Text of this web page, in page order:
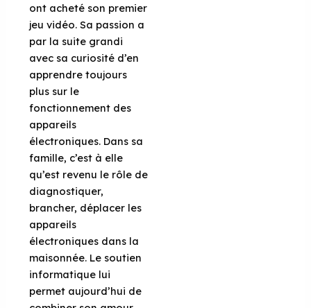
ont acheté son premier
jeu vidéo. Sa passion a
par la suite grandi
avec sa curiosité d’en
apprendre toujours
plus sur le
fonctionnement des
appareils
électroniques. Dans sa
famille, c’est à elle
qu’est revenu le rôle de
diagnostiquer,
brancher, déplacer les
appareils
électroniques dans la
maisonnée. Le soutien
informatique lui
permet aujourd’hui de